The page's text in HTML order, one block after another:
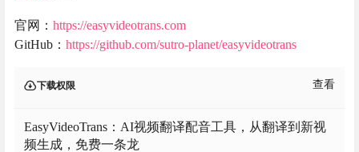
官网： https://easyvideotrans.com
GitHub： https://github.com/sutro-planet/easyvideotrans
下载权限 查看
EasyVideoTrans：AI视频翻译配音工具，从翻译到新视
频生成，免费一条龙